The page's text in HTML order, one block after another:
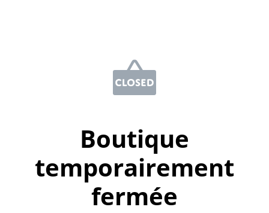
Boutique
temporairement
fermée